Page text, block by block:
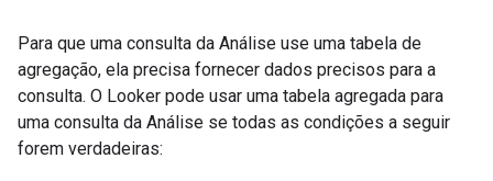
Para que uma consulta da Análise use uma tabela de
agregação, ela precisa fornecer dados precisos para a
consulta. O Looker pode usar uma tabela agregada para
uma consulta da Análise se todas as condições a seguir
forem verdadeiras: